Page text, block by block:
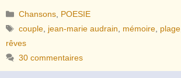
Catégories
Chansons POESIE
Étiquettes
couple jean-marie audrain mémoire plage
rêves
30 commentaires